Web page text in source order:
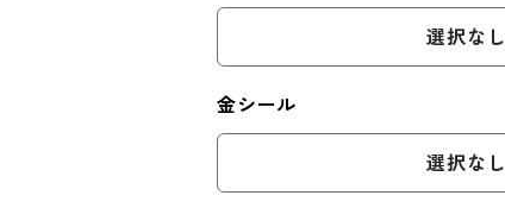
選択なし
金シール
選択なし